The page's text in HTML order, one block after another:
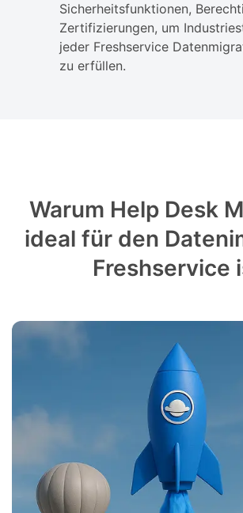
Sicherheitsfunktionen,
Zertifizierungen, um
jeder Freshservice
zu erfüllen.
Warum Help Desk
ideal für den
Freshservice